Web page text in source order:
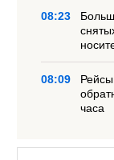
08:23
08:09
часа